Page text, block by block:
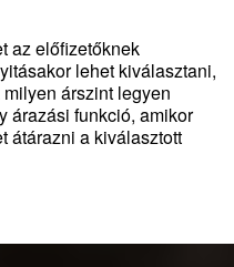
az előfizetőknek
lehet kiválasztani,
árszint legyen
árazási funkció, amikor
átárazni a kiválasztott